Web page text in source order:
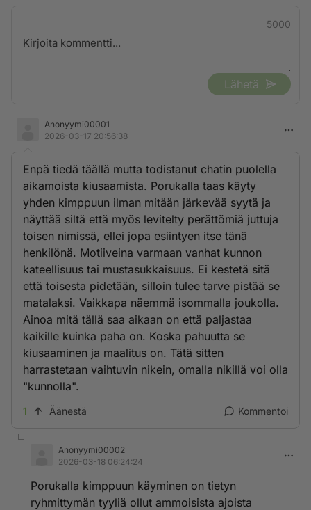
5000
Lähetä
Anonyymi00001
2026-03-17 20:56:38
Enpä tiedä täällä mutta todistanut chatin puolella
aikamoista kiusaamista. Porukalla taas käyty
yhden kimppuun ilman mitään järkevää syytä ja
näyttää siltä että myös levitelty perättömiä juttuja
toisen nimissä, ellei jopa esiintyen itse tänä
henkilönä. Motiiveina varmaan vanhat kunnon
kateellisuus tai mustasukkaisuus. Ei kestetä sitä
että toisesta pidetään, silloin tulee tarve pistää se
matalaksi. Vaikkapa näemmä isommalla joukolla.
Ainoa mitä tällä saa aikaan on että paljastaa
kaikille kuinka paha on. Koska pahuutta se
kiusaaminen ja maalitus on. Tätä sitten
harrastetaan vaihtuvin nikein, omalla nikillä voi olla
"kunnolla".
1 Äänestä Kommentoi
Anonyymi00002
2026-03-18 06:24:24
Porukalla kimppuun käyminen on tietyn
ryhmittymän tyyliä ollut ammoisista ajoista